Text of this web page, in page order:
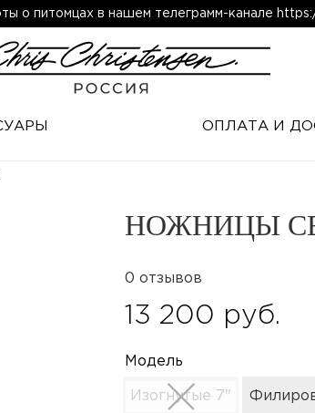
о питомцах в нашем телеграмм-канале
ОПЛАТА И
НОЖНИЦЫ
0 отзывов
13 200 руб.
Модель
Изогнутые 7"